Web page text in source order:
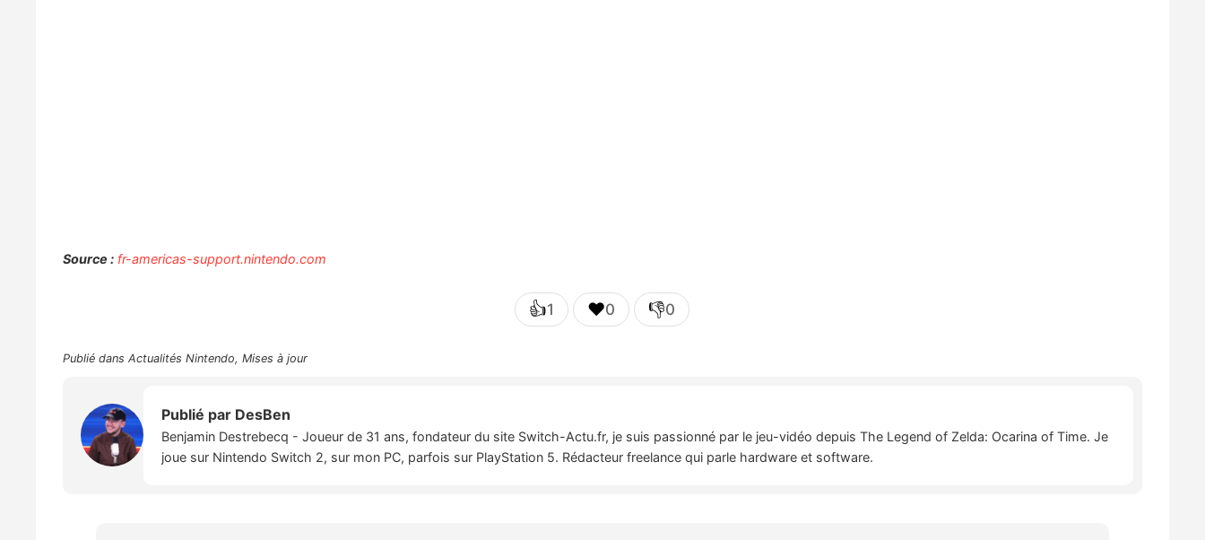
Source : fr-americas-support.nintendo.com
👍1 ❤️0 👎0
Publié dans Actualités Nintendo, Mises à jour
Publié par DesBen
Benjamin Destrebecq - Joueur de 31 ans, fondateur du site Switch-Actu.fr, je suis passionné par le jeu-vidéo depuis The Legend of Zelda: Ocarina of Time. Je
joue sur Nintendo Switch 2, sur mon PC, parfois sur PlayStation 5. Rédacteur freelance qui parle hardware et software.